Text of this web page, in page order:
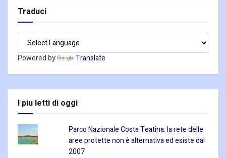
Traduci
Powered by Translate
I piu letti di oggi
Parco Nazionale Costa Teatina: la rete delle
aree protette non è alternativa ed esiste dal
2007